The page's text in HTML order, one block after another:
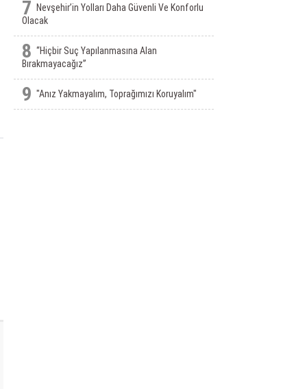
7
Nevşehir’in Yolları Daha Güvenli Ve Konforlu
Olacak
8 “Hiçbir Suç Yapılanmasına Alan
Bırakmayacağız”
9 "Anız Yakmayalım, Toprağımızı Koruyalım"